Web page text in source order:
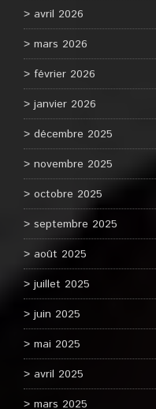
avril 2026
mars 2026
février 2026
janvier 2026
décembre 2025
novembre 2025
octobre 2025
septembre 2025
août 2025
juillet 2025
juin 2025
mai 2025
avril 2025
mars 2025